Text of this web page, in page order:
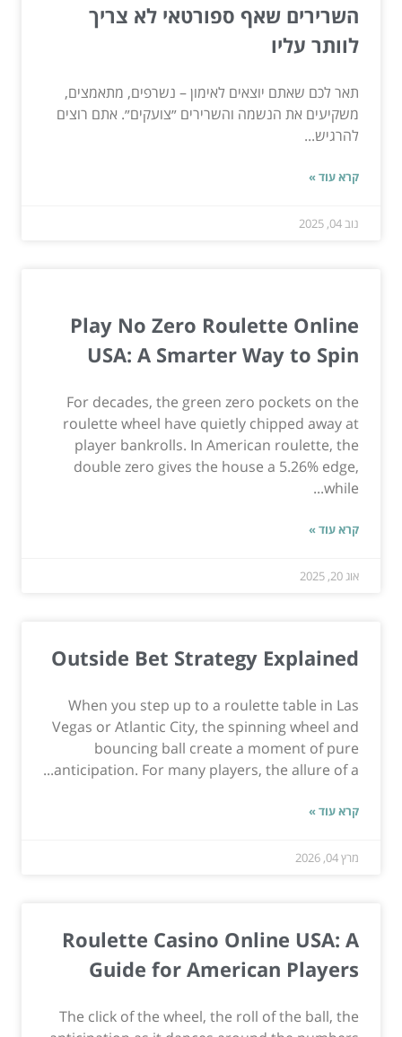
השרירים שאף ספורטאי לא צריך
לוותר עליו
תאר לכם שאתם יוצאים לאימון – נשרפים, מתאמצים,
משקיעים את הנשמה והשרירים ״צועקים״. אתם רוצים
להרגיש...
קרא עוד »
נוב 04, 2025
Play No Zero Roulette Online
USA: A Smarter Way to Spin
For decades, the green zero pockets on the
roulette wheel have quietly chipped away at
player bankrolls. In American roulette, the
double zero gives the house a 5.26% edge,
while...
קרא עוד »
אוג 20, 2025
Outside Bet Strategy Explained
When you step up to a roulette table in Las
Vegas or Atlantic City, the spinning wheel and
bouncing ball create a moment of pure
anticipation. For many players, the allure of a...
קרא עוד »
מרץ 04, 2026
Roulette Casino Online USA: A
Guide for American Players
The click of the wheel, the roll of the ball, the